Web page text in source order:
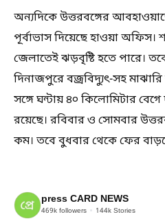
অন্যদিকে উত্তরবঙ্গের
পূর্বাভাস দিয়েছে হাওয়া অফিস।
জেলাতেই ঝড়বৃষ্টি হতে পারে।
দিনাজপুরে বজ্রবিদ্যুৎ-সহ মাঝারি
সঙ্গে ঘন্টায় ৪০ কিলোমিটার
রয়েছে। রবিবার ও সোমবার
কম। তবে বুধবার থেকে ফের
press CARD NEWS
469k followers 144k Stories